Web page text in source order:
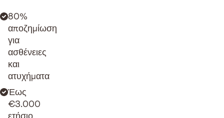
80%
αποζημίωση
για
ασθένειες
και
ατυχήματα
Έως
€3.000
ετήσιο